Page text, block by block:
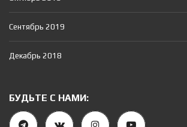
Сентябрь 2019
Декабрь 2018
БУДЬТЕ С НАМИ: